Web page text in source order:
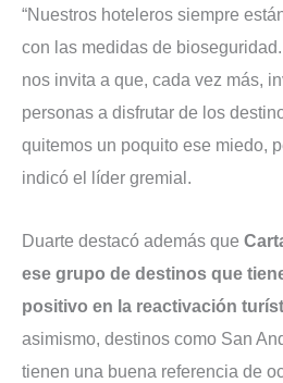
“Nuestros hoteleros siempre
con las medidas de
nos invita a que, cada vez más,
personas a disfrutar de los
quitemos un poquito ese miedo,
indicó el líder gremial.
Duarte destacó además que
ese grupo de destinos que
positivo en la reactivación
asimismo, destinos como San
tienen una buena referencia de